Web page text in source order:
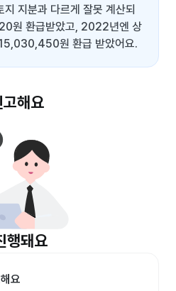
지분과 다르게 잘못 계산되
원 환급받았고, 2022년엔 상
원 환급 받았어요.
해요
행돼요
요